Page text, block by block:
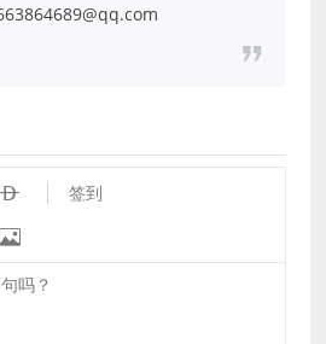
 签到
